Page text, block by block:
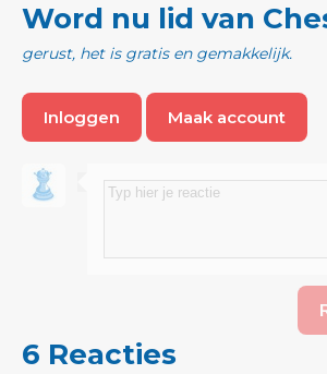
Word nu lid van
gerust, het is gratis en gemakkelijk.
Inloggen Maak account
6 Reacties